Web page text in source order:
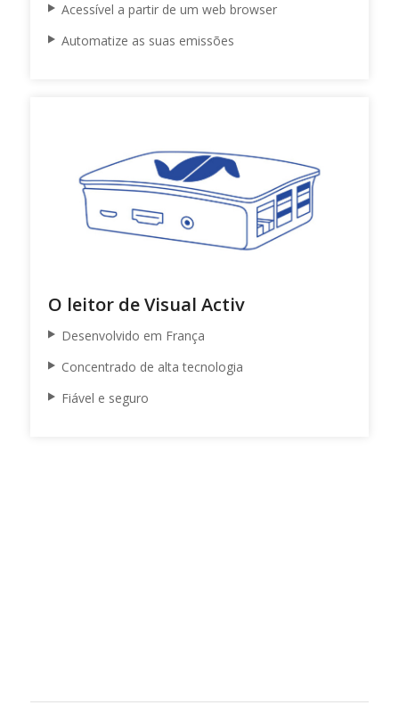
Acessível a partir de um web browser
Automatize as suas emissões
O leitor de Visual Activ
Desenvolvido em França
Concentrado de alta tecnologia
Fiável e seguro